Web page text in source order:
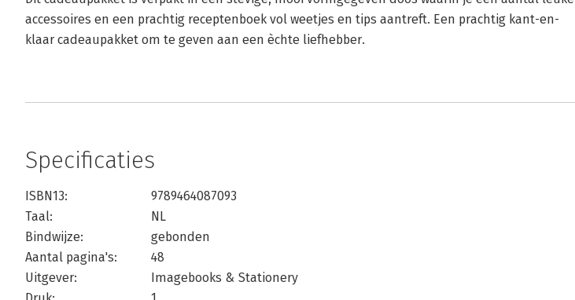
accessoires en een prachtig receptenboek vol weetjes en tips aantreft. Een prachtig kant-en-
klaar cadeaupakket om te geven aan een èchte liefhebber.
Specificaties
ISBN13:
9789464087093
Taal:
NL
Bindwijze:
gebonden
Aantal pagina's:
48
Uitgever:
Imagebooks & Stationery